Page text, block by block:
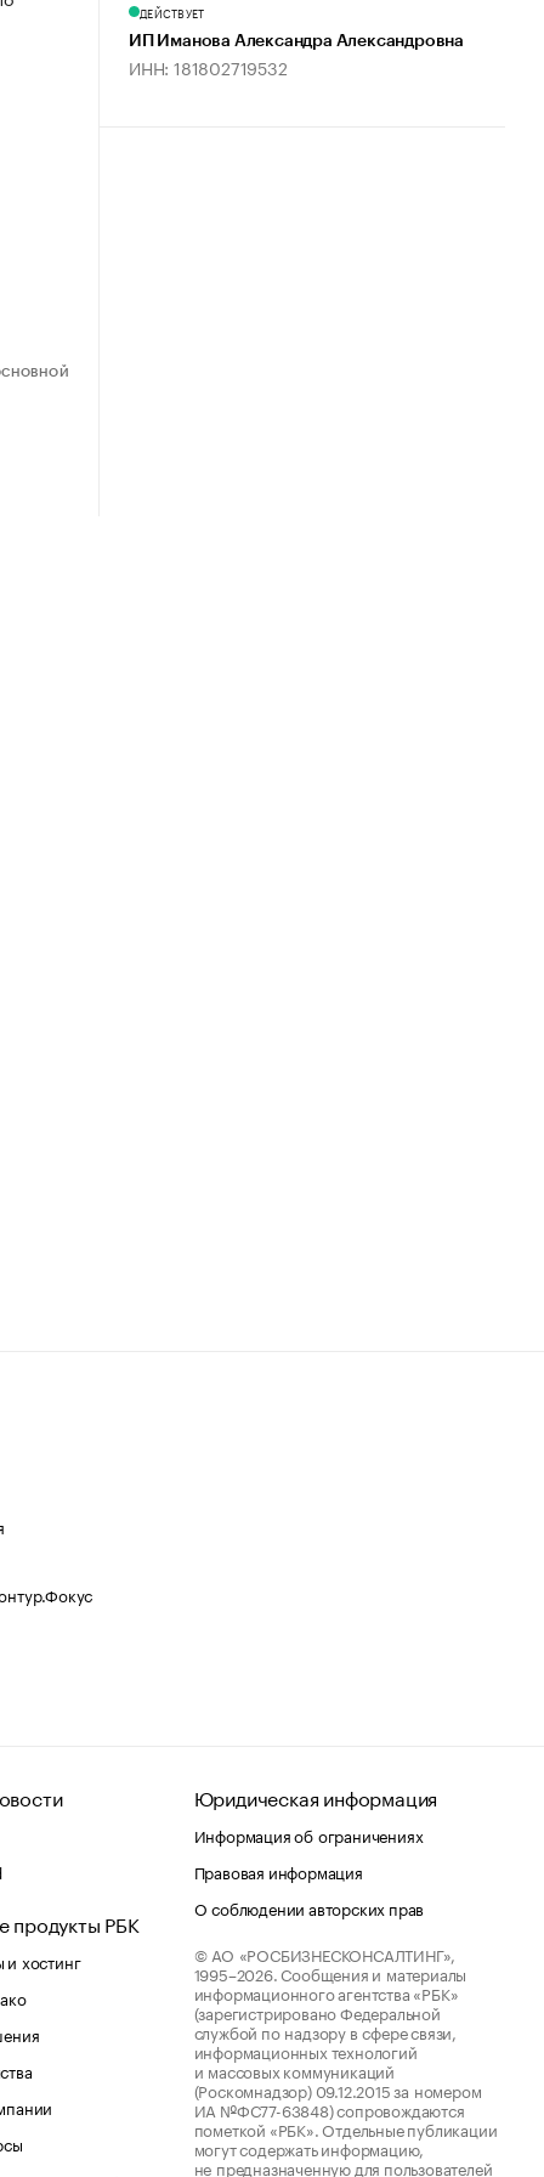
ДЕЙСТВУЕТ
ИП Иманова Александра Александровна
ИНН: 181802719532
продукты РБК
хостинг
Юридическая информация
Информация об ограничениях
Правовая информация
О соблюдении авторских прав
© АО «РОСБИЗНЕСКОНСАЛТИНГ»,
1995–2026. Сообщения и материалы
информационного агентства «РБК»
(зарегистрировано Федеральной
службой по надзору в сфере связи,
информационных технологий
и массовых коммуникаций
(Роскомнадзор) 09.12.2015 за номером
ИА №ФС77-63848) сопровождаются
пометкой «РБК». Отдельные публикации
могут содержать информацию,
не предназначенную для пользователей